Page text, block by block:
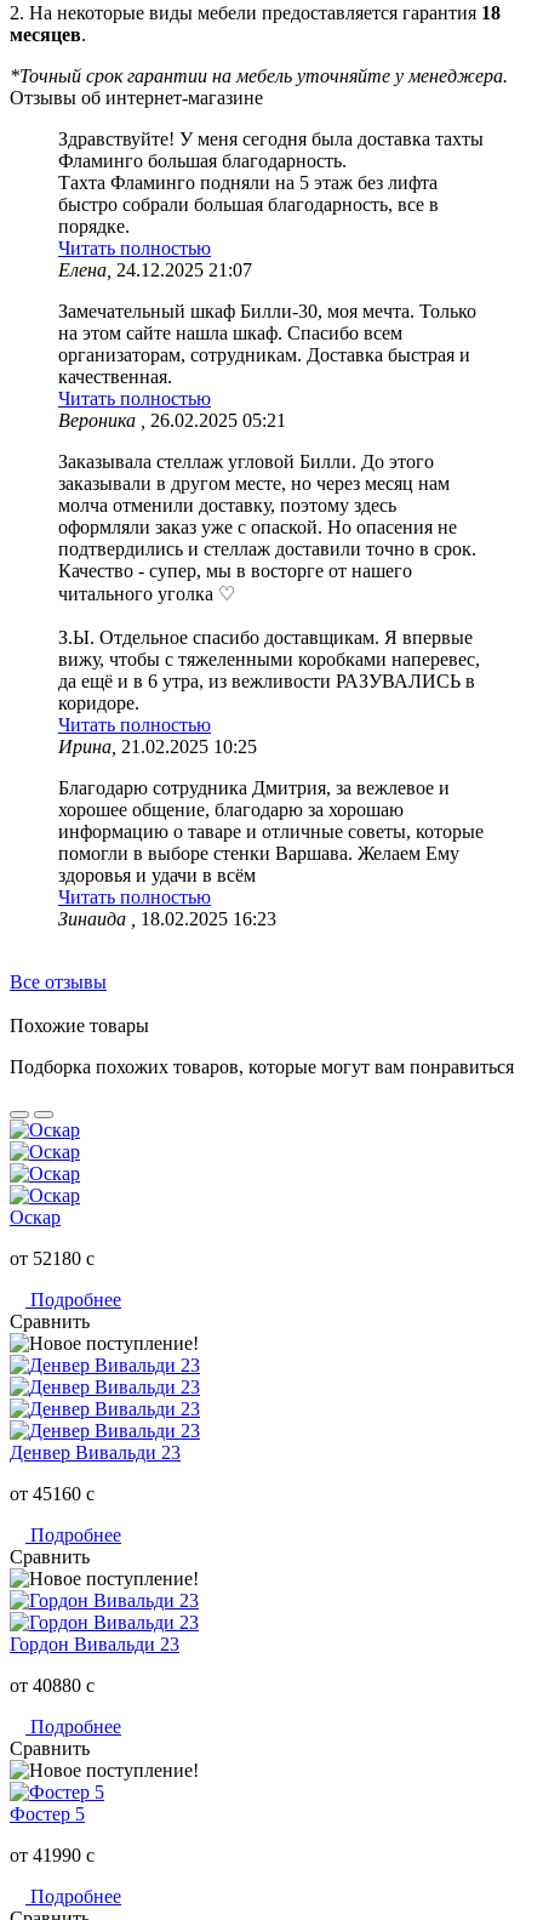
2. На некоторые виды мебели предоставляется гарантия 18
месяцев.
*Точный срок гарантии на мебель уточняйте у менеджера.
Отзывы об интернет-магазине
Здравствуйте! У меня сегодня была доставка тахты
Фламинго большая благодарность.
Тахта Фламинго подняли на 5 этаж без лифта
быстро собрали большая благодарность, все в
порядке.
Читать полностью
Елена, 24.12.2025 21:07
Замечательный шкаф Билли-30, моя мечта. Только
на этом сайте нашла шкаф. Спасибо всем
организаторам, сотрудникам. Доставка быстрая и
качественная.
Читать полностью
Вероника ,
26.02.2025 05:21
Заказывала стеллаж угловой Билли. До этого
заказывали в другом месте, но через месяц нам
молча отменили доставку, поэтому здесь
оформляли заказ уже с опаской. Но опасения не
подтвердились и стеллаж доставили точно в срок.
Качество - супер, мы в восторге от нашего
читального уголка ♡
З.Ы. Отдельное спасибо доставщикам. Я впервые
вижу, чтобы с тяжеленными коробками наперевес,
да ещё и в 6 утра, из вежливости РАЗУВАЛИСЬ в
коридоре.
Читать полностью
Ирина, 21.02.2025 10:25
Благодарю сотрудника Дмитрия, за вежлевое и
хорошее общение, благодарю за хорошаю
информацию о таваре и отличные советы, которые
помогли в выборе стенки Варшава. Желаем Ему
здоровья и удачи в всём
Читать полностью
Зинаида ,
18.02.2025 16:23
Все отзывы
Похожие товары
Подборка похожих товаров, которые могут вам понравиться
Оскар
от 52180 c
Подробнее
Сравнить
Денвер Вивальди 23
от 45160 c
Подробнее
Сравнить
Гордон Вивальди 23
от 40880 c
Подробнее
Сравнить
Фостер 5
от 41990 c
Подробнее